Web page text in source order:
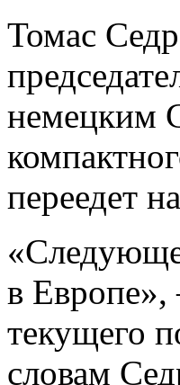
Томас
немецким
переедет
в Европе»,
текущего
словам